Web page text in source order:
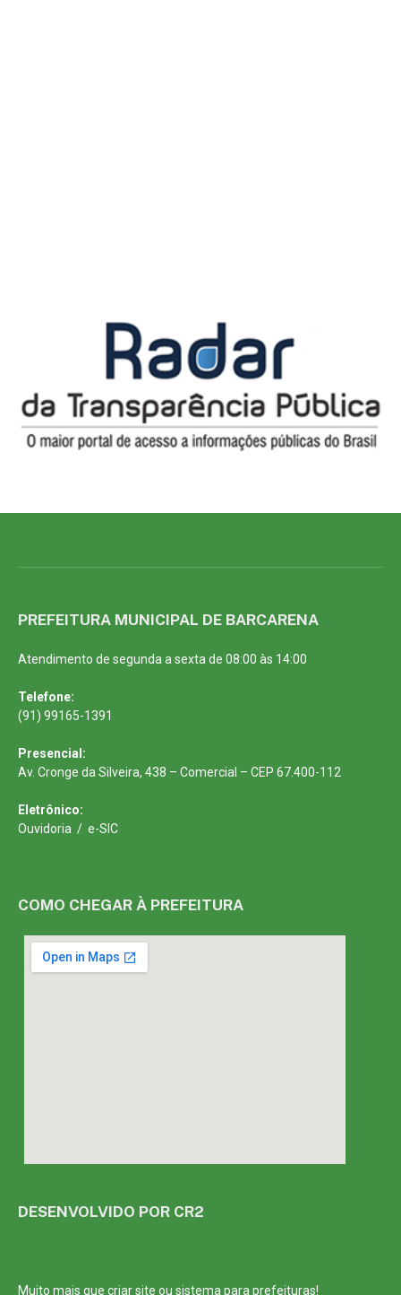
PREFEITURA MUNICIPAL DE BARCARENA
Atendimento de segunda a sexta de 08:00 às 14:00
Telefone:
(91) 99165-1391
Presencial:
Av. Cronge da Silveira, 438 – Comercial – CEP 67.400-112
Eletrônico:
Ouvidoria / e-SIC
COMO CHEGAR À PREFEITURA
DESENVOLVIDO POR CR2
Muito mais que criar site ou sistema para prefeituras!